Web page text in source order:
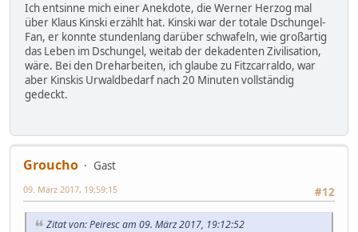
Ich entsinne mich einer Anekdote, die Werner Herzog mal
über Klaus Kinski erzählt hat. Kinski war der totale Dschungel-
Fan, er konnte stundenlang darüber schwafeln, wie großartig
das Leben im Dschungel, weitab der dekadenten Zivilisation,
wäre. Bei den Dreharbeiten, ich glaube zu Fitzcarraldo, war
aber Kinskis Urwaldbedarf nach 20 Minuten vollständig
gedeckt.
Groucho
Gast
#12
09. März 2017, 19:59:15
Zitat von: Peiresc am 09. März 2017, 19:12:52